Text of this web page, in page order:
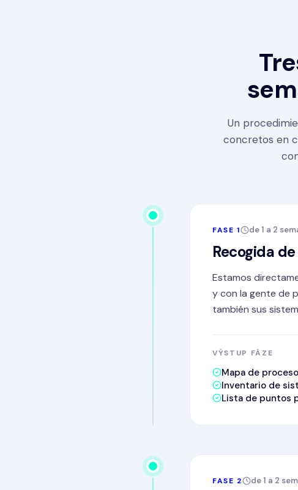
Un
concretos en
FASE 1 de 1 a 2
Recogida
Estamos
y con la gente de
también sus
VÝSTUP FÁZE
Mapa de
Inventario de
Lista de puntos
FASE 2 de 1 a 2